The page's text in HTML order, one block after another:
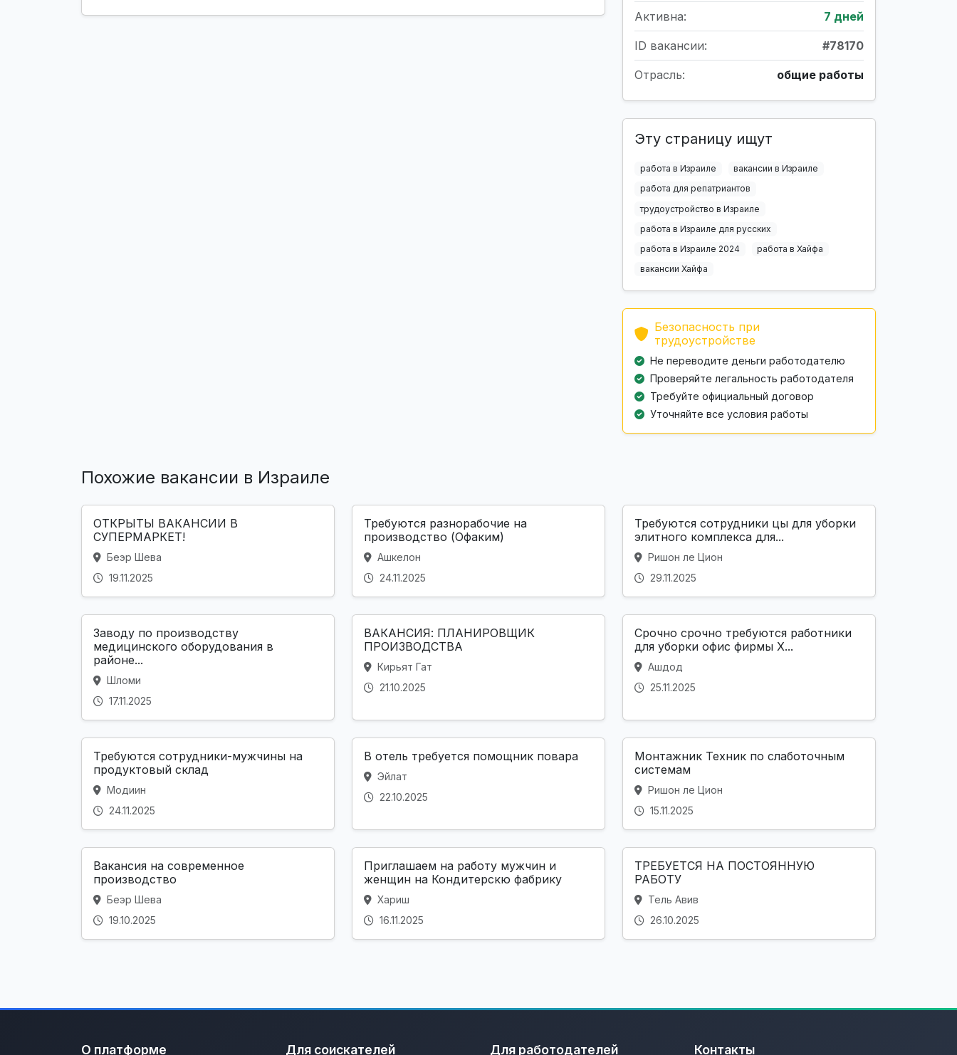
Активна: 7 дней
ID вакансии: #78170
Отрасль: общие работы
Эту страницу ищут
работа в Израиле
вакансии в Израиле
работа для репатриантов
трудоустройство в Израиле
работа в Израиле для русских
работа в Израиле 2024
работа в Хайфа
вакансии Хайфа
Безопасность при
трудоустройстве
Не переводите деньги работодателю
Проверяйте легальность работодателя
Требуйте официальный договор
Уточняйте все условия работы
Похожие вакансии в Израиле
ОТКРЫТЫ ВАКАНСИИ В
СУПЕРМАРКЕТ!
Беэр Шева
19.11.2025
Требуются разнорабочие на
производство (Офаким)
Ашкелон
24.11.2025
Требуются сотрудники цы для уборки
элитного комплекса для...
Ришон ле Цион
29.11.2025
Заводу по производству
медицинского оборудования в
районе...
Шломи
17.11.2025
ВАКАНСИЯ: ПЛАНИРОВЩИК
ПРОИЗВОДСТВА
Кирьят Гат
21.10.2025
Срочно срочно требуются работники
для уборки офис фирмы Х...
Ашдод
25.11.2025
Требуются сотрудники-мужчины на
продуктовый склад
Модиин
24.11.2025
В отель требуется помощник повара
Эйлат
22.10.2025
Монтажник Техник по слаботочным
системам
Ришон ле Цион
15.11.2025
Вакансия на современное
производство
Беэр Шева
19.10.2025
Приглашаем на работу мужчин и
женщин на Кондитерскю фабрику
Хариш
16.11.2025
ТРЕБУЕТСЯ НА ПОСТОЯННУЮ
РАБОТУ
Тель Авив
26.10.2025
О платформе Для соискателей Для работодателей Контакты